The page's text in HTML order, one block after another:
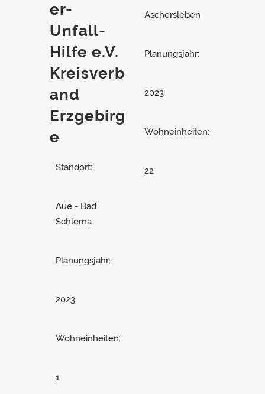
er-
Unfall-
Hilfe e.V.
Kreisverb
and
Erzgebirg
e
Standort:
Aue - Bad
Schlema
Planungsjahr:
2023
Wohneinheiten:
1
Aschersleben
Planungsjahr:
2023
Wohneinheiten:
22